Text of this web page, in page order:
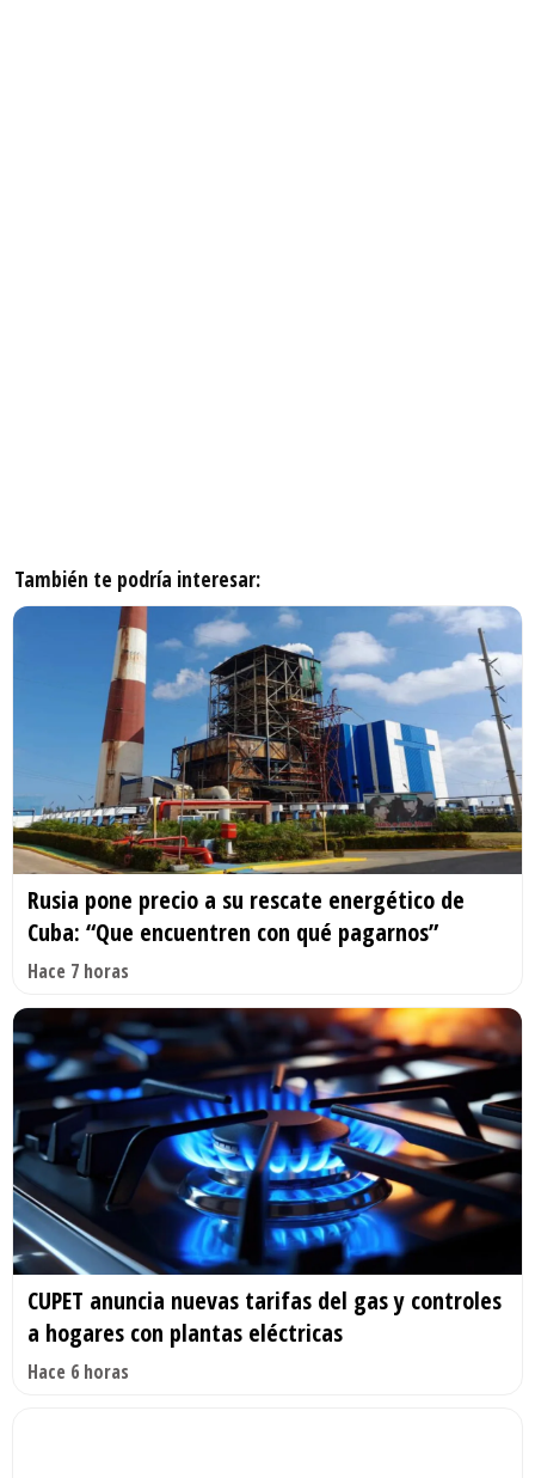
También te podría interesar:
Rusia pone precio a su rescate energético de
Cuba: “Que encuentren con qué pagarnos”
Hace 7 horas
CUPET anuncia nuevas tarifas del gas y controles
a hogares con plantas eléctricas
Hace 6 horas